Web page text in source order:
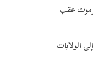
عقب
الولايات